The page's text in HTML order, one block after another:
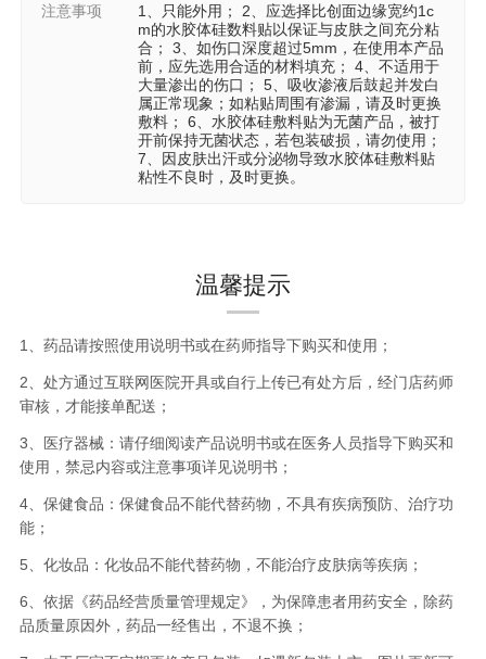
注意事项
1、只能外用； 2、应选择比创面边缘宽约1c
m的水胶体硅数料贴以保证与皮肤之间充分粘
合； 3、如伤口深度超过5mm，在使用本产品
前，应先选用合适的材料填充； 4、不适用于
大量渗出的伤口； 5、吸收渗液后鼓起并发白
属正常现象；如粘贴周围有渗漏，请及时更换
敷料； 6、水胶体硅敷料贴为无菌产品，被打
开前保持无菌状态，若包装破损，请勿使用；
7、因皮肤出汗或分泌物导致水胶体硅敷料贴
粘性不良时，及时更换。
温馨提示
1、药品请按照使用说明书或在药师指导下购买和使用；
2、处方通过互联网医院开具或自行上传已有处方后，经门店药师
审核，才能接单配送；
3、医疗器械：请仔细阅读产品说明书或在医务人员指导下购买和
使用，禁忌内容或注意事项详见说明书；
4、保健食品：保健食品不能代替药物，不具有疾病预防、治疗功
能；
5、化妆品：化妆品不能代替药物，不能治疗皮肤病等疾病；
6、依据《药品经营质量管理规定》，为保障患者用药安全，除药
品质量原因外，药品一经售出，不退不换；